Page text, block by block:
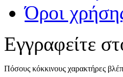
Όροι
Εγγραφείτε
Πόσους κόκκινους χαρακτήρες